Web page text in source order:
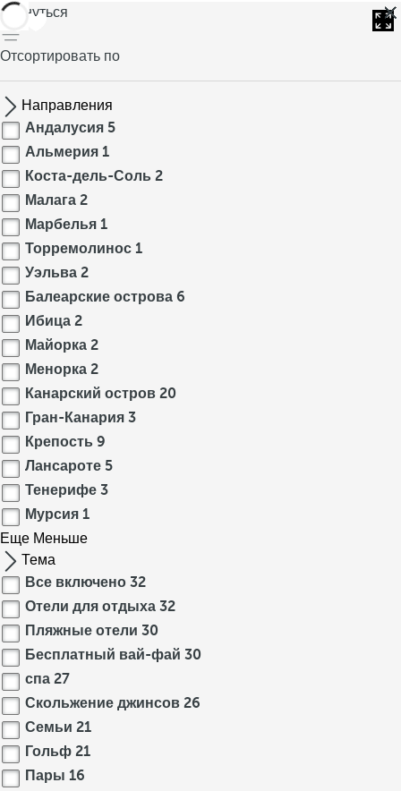
вернуться
Отсортировать по
Направления
Андалусия 5
Альмерия 1
Коста-дель-Соль 2
Малага 2
Марбелья 1
Торремолинос 1
Уэльва 2
Балеарские острова 6
Ибица 2
Майорка 2
Менорка 2
Канарский остров 20
Гран-Канария 3
Крепость 9
Лансароте 5
Тенерифе 3
Мурсия 1
Еще Меньше
Тема
Все включено 32
Отели для отдыха 32
Пляжные отели 30
Бесплатный вай-фай 30
спа 27
Скольжение джинсов 26
Семьи 21
Гольф 21
Пары 16